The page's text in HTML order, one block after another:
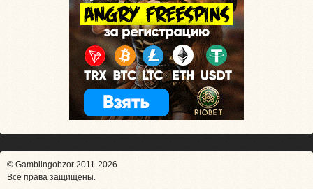
© Gamblingobzor 2011-2026
Все права защищены.